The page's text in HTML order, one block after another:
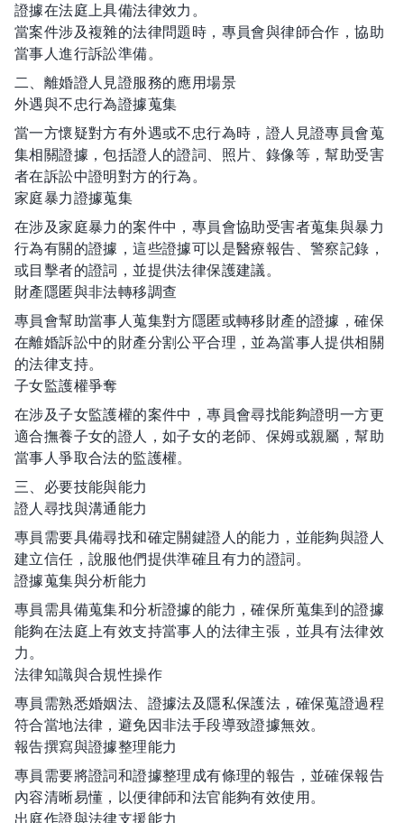
證據在法庭上具備法律效力。
當案件涉及複雜的法律問題時，專員會與律師合作，協助
當事人進行訴訟準備。
二、離婚證人見證服務的應用場景
外遇與不忠行為證據蒐集
當一方懷疑對方有外遇或不忠行為時，證人見證專員會蒐
集相關證據，包括證人的證詞、照片、錄像等，幫助受害
者在訴訟中證明對方的行為。
家庭暴力證據蒐集
在涉及家庭暴力的案件中，專員會協助受害者蒐集與暴力
行為有關的證據，這些證據可以是醫療報告、警察記錄，
或目擊者的證詞，並提供法律保護建議。
財產隱匿與非法轉移調查
專員會幫助當事人蒐集對方隱匿或轉移財產的證據，確保
在離婚訴訟中的財產分割公平合理，並為當事人提供相關
的法律支持。
子女監護權爭奪
在涉及子女監護權的案件中，專員會尋找能夠證明一方更
適合撫養子女的證人，如子女的老師、保姆或親屬，幫助
當事人爭取合法的監護權。
三、必要技能與能力
證人尋找與溝通能力
專員需要具備尋找和確定關鍵證人的能力，並能夠與證人
建立信任，說服他們提供準確且有力的證詞。
證據蒐集與分析能力
專員需具備蒐集和分析證據的能力，確保所蒐集到的證據
能夠在法庭上有效支持當事人的法律主張，並具有法律效
力。
法律知識與合規性操作
專員需熟悉婚姻法、證據法及隱私保護法，確保蒐證過程
符合當地法律，避免因非法手段導致證據無效。
報告撰寫與證據整理能力
專員需要將證詞和證據整理成有條理的報告，並確保報告
內容清晰易懂，以便律師和法官能夠有效使用。
出庭作證與法律支援能力